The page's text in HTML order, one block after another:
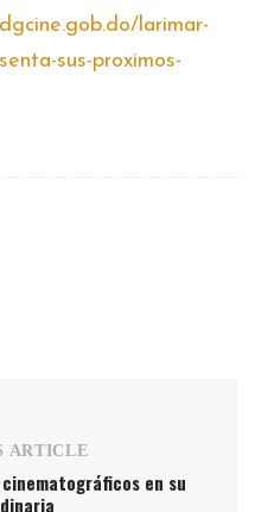
larimar-
sus-proximos-
ARTICLE
en su